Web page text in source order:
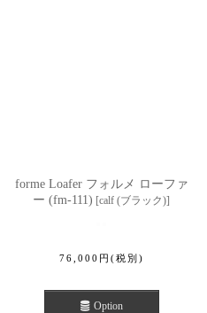
forme Loafer フォルメ ローファ
ー (fm-111) [calf (ブラック)]
76,000 円 (税別)
Option